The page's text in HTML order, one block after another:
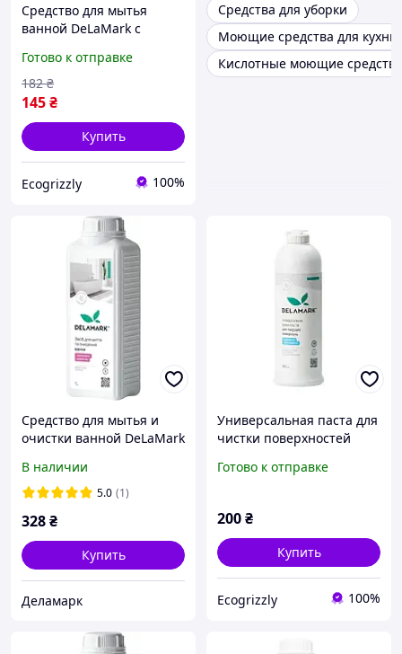
Средство для мытья
ванной DeLaMark с
Готово к отправке
145₴
182 ₴
Купить
Ecogrizzly 100%
Средства для уборки
Моющие средства для кухни
Кислотные моющие средства
Средство для мытья и
очистки ванной DeLaMark
л (4820152334145)
В наличии
5.0 (1)
328₴
Купить
Деламарк
Универсальная паста для
чистки поверхностей
белых цветов хлопка, 500
Готово к отправке
200₴
Купить
Ecogrizzly 100%